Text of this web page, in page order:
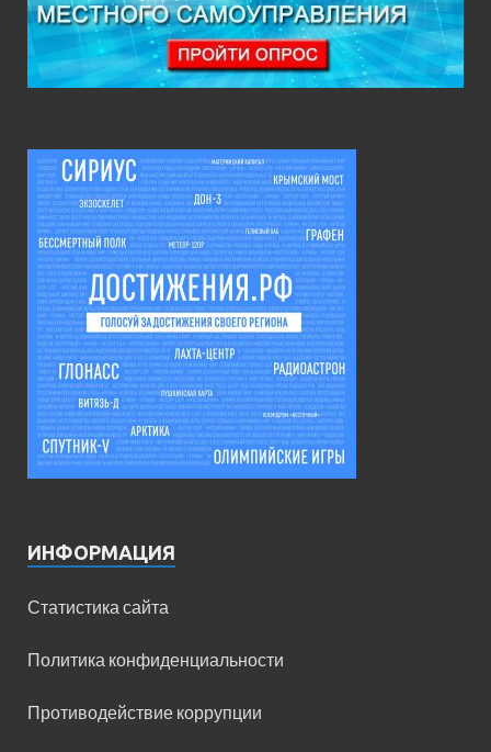
ИНФОРМАЦИЯ
Статистика сайта
Политика конфиденциальности
Противодействие коррупции